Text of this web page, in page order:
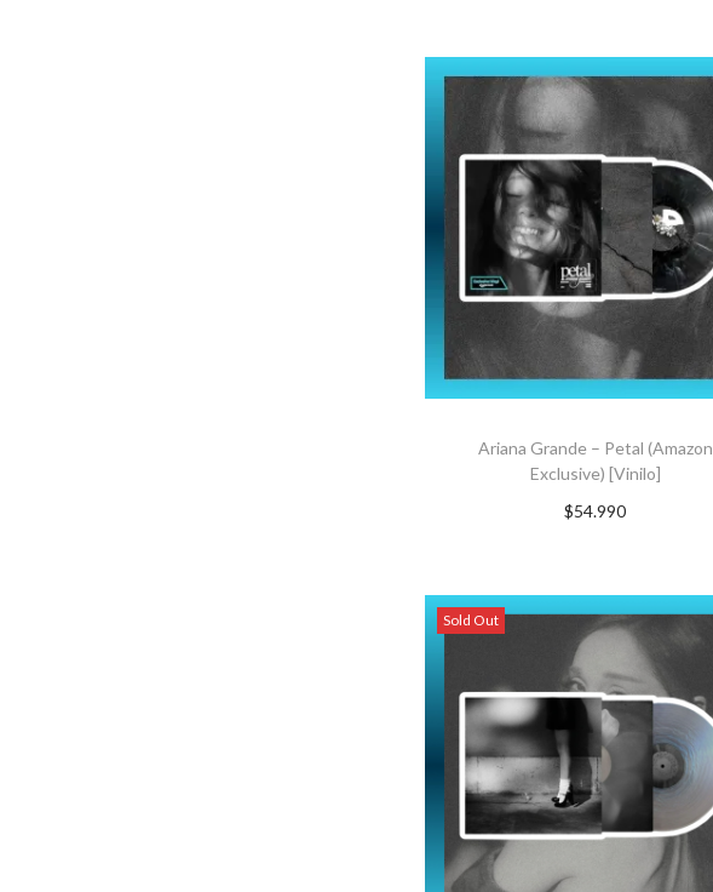
Ariana Grande – Petal (Amazon
Exclusive) [Vinilo]
$54.990
Sold Out